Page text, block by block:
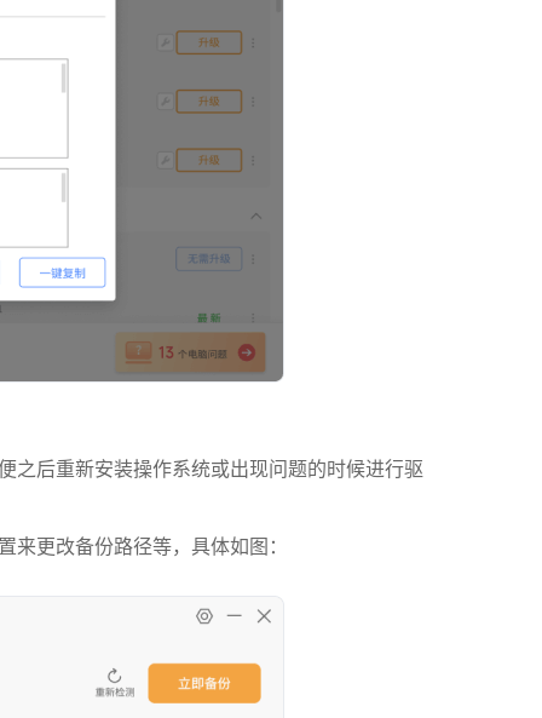
之后重新安装操作系统或出现问题的时候进行驱
更改备份路径等，具体如图：